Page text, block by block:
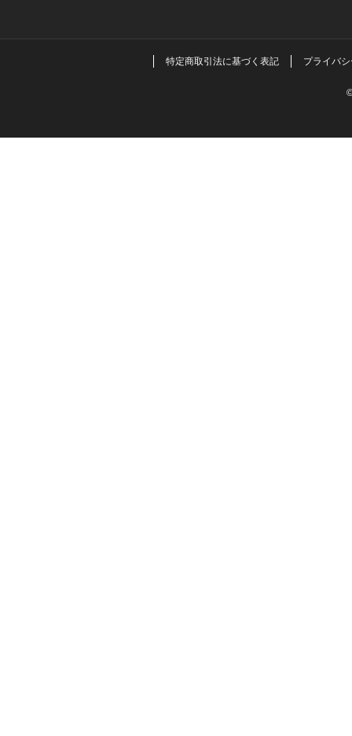
特定商取引法に基づく表記 プライバ